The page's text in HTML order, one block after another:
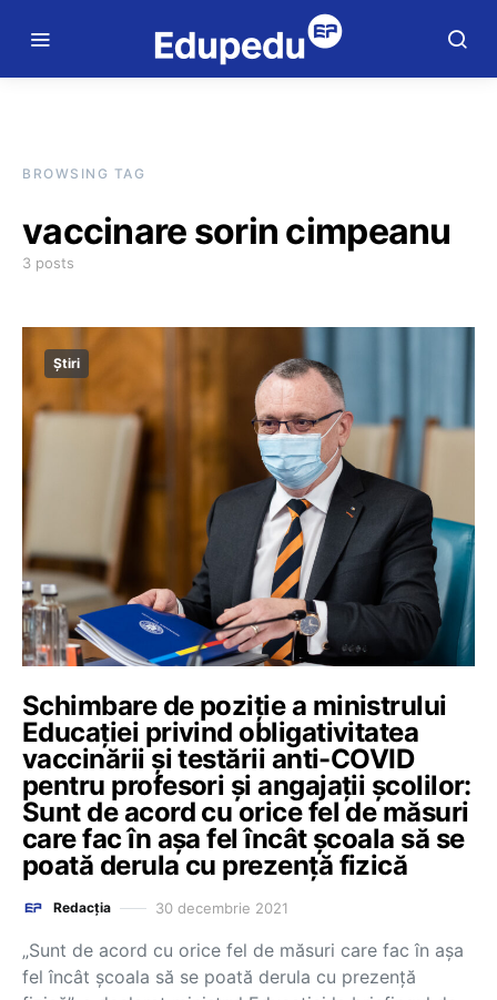
BROWSING TAG
vaccinare sorin cimpeanu
3 posts
Știri
Schimbare de poziție a ministrului
Educației privind obligativitatea
vaccinării și testării anti-COVID
pentru profesori și angajații școlilor:
Sunt de acord cu orice fel de măsuri
care fac în așa fel încât școala să se
poată derula cu prezență fizică
Redacția 30 decembrie 2021
„Sunt de acord cu orice fel de măsuri care fac în așa
fel încât școala să se poată derula cu prezență